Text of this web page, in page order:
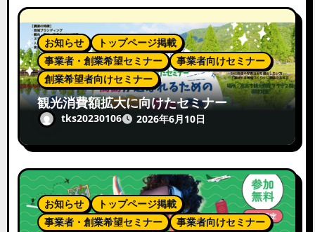
お知らせ
トップページ掲載
事業者・創業希望セミナー
事業者向けセミナー
創業希望者向けセミナー
観光消費額拡大に向けたセミナー
tks20230106 2026年6月10日
お知らせ
トップページ掲載
事業者・創業希望セミナー
事業者向けセミナー